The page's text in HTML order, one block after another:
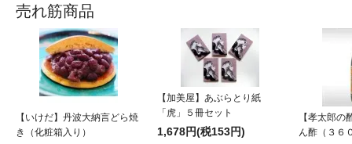
売れ筋商品
【いけだ】丹波大納言どら焼
き（化粧箱入り）
【加美屋】あぶらとり紙
「虎」５冊セット
1,678円(税153円)
【孝太郎の
ん酢（３６